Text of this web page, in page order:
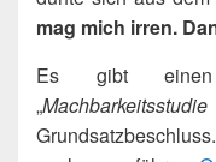
mag mich irren.
Es gibt einen
„
Grundsatzbeschluss.